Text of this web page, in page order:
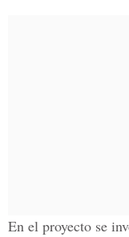
En el proyecto se